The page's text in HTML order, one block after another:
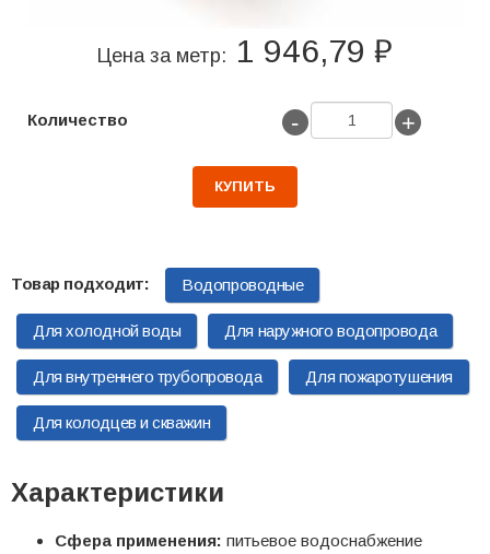
Цена за метр: 1 946,79 ₽
Количество - +
КУПИТЬ
Водопроводные
Для холодной воды Для наружного водопровода
Для внутреннего трубопровода Для пожаротушения
Для колодцев и скважин
Характеристики
Сфера применения: питьевое водоснабжение